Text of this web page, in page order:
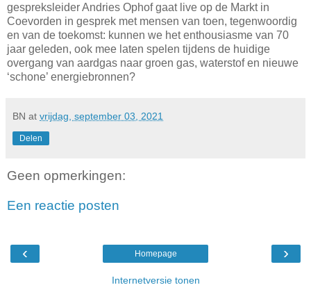
gespreksleider Andries Ophof gaat live op de Markt in
Coevorden in gesprek met mensen van toen, tegenwoordig
en van de toekomst: kunnen we het enthousiasme van 70
jaar geleden, ook mee laten spelen tijdens de huidige
overgang van aardgas naar groen gas, waterstof en nieuwe
‘schone’ energiebronnen?
BN at vrijdag, september 03, 2021
Delen
Geen opmerkingen:
Een reactie posten
‹ ›
Homepage
Internetversie tonen